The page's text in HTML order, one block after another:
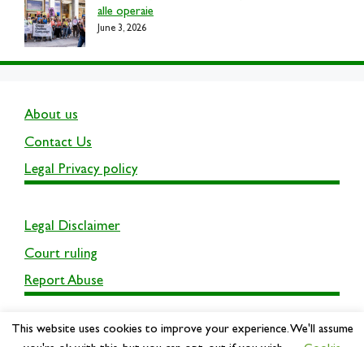
alle operaie
June 3, 2026
About us
Contact Us
Legal Privacy policy
Legal Disclaimer
Court ruling
Report Abuse
This website uses cookies to improve your experience. We'll assume